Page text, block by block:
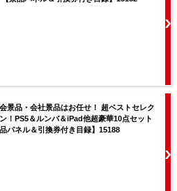
景品・会社景品はお任せ！ 超ベストセレク
！PS5＆ルンバ＆iPad他超豪華10点セット
品パネル＆引換券付き目録】15188